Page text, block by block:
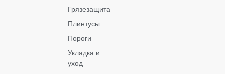
Грязезащита
Плинтусы
Пороги
Укладка и
уход